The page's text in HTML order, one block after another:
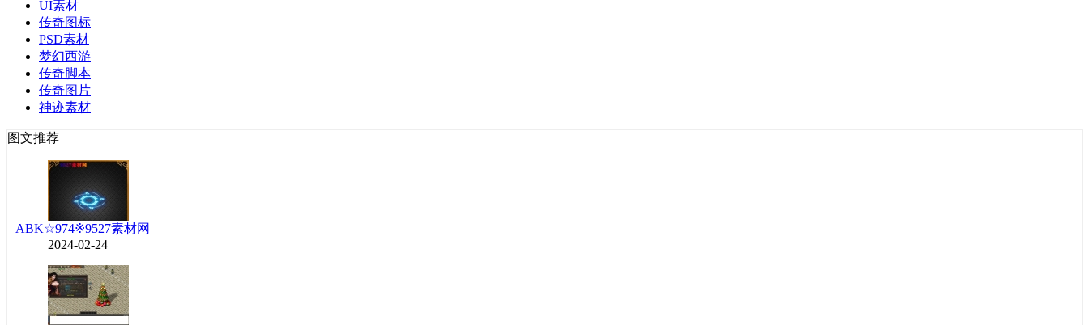
UI素材
传奇图标
PSD素材
梦幻西游
传奇脚本
传奇图片
神迹素材
图文推荐
ABK☆974※9527素材网
2024-02-24